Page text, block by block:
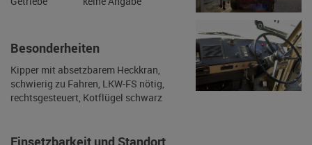
Kunstleder)
Besonderheiten
Kipper mit absetzbarem Heckkran,
rechtsgesteuert, Kotflügel schwarz